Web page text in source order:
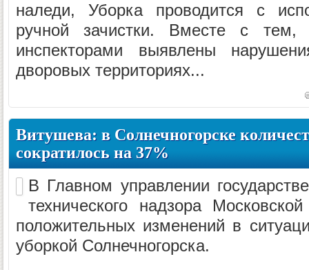
наледи, Уборка проводится с
ручной зачистки. Вместе с тем,
инспекторами выявлены
дворовых территориях...
Витушева: в Солнечногорске
сократилось на 37%
В Главном управлении
технического надзора
положительных изменений в
уборкой Солнечногорска.